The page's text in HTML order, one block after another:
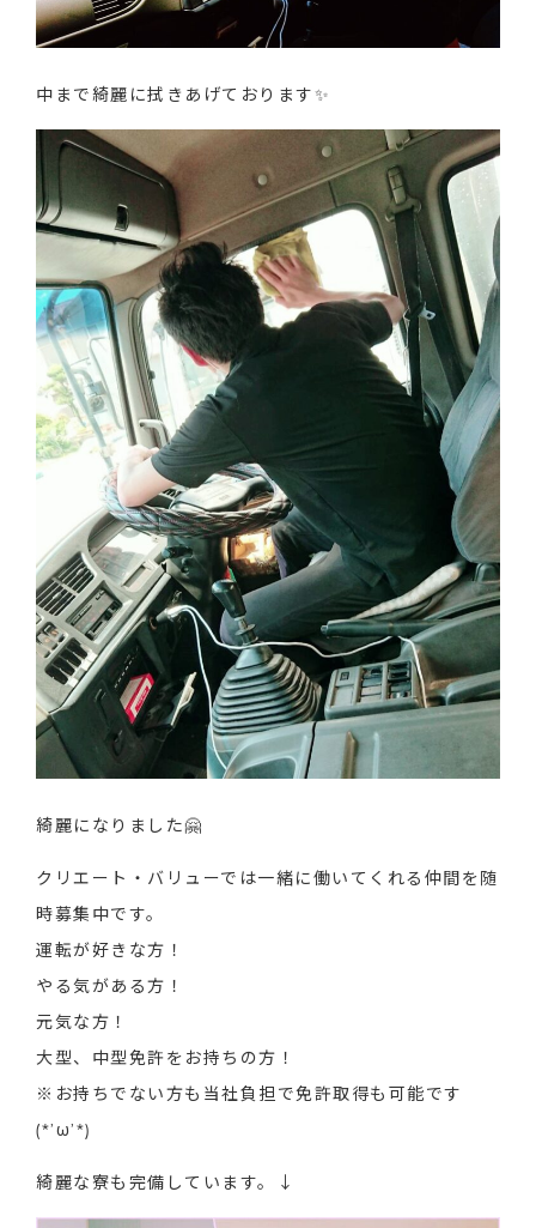
中まで綺麗に拭きあげております✨
綺麗になりました🤗
クリエート・バリューでは一緒に働いてくれる仲間を随
時募集中です。
運転が好きな方！
やる気がある方！
元気な方！
大型、中型免許をお持ちの方！
※お持ちでない方も当社負担で免許取得も可能です
(*’ω’*)
綺麗な寮も完備しています。↓